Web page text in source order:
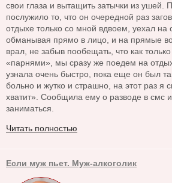
свои глаза и вытащить затычки из ушей.
послужило то, что он очередной раз
отдыхе только со мной вдвоем, уехал на
обманывая прямо в лицо, и на прямые
врал, не забыв пообещать, что как
«парнями», мы сразу же поедем на
узнала очень быстро, пока еще он был
больно и жутко и страшно, на этот раз я
хватит». Сообщила ему о разводе в смс
заниматься.
Читать полностью
Если муж пьет. Муж-алкоголик